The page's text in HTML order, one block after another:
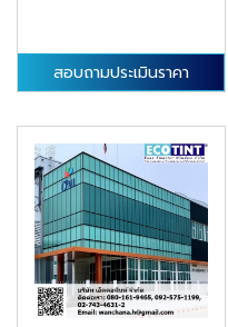
สอบถามประเมินราคา